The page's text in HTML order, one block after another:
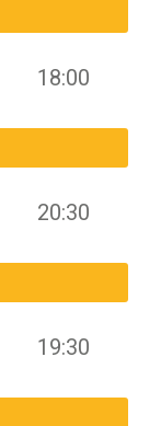
18:00
20:30
19:30